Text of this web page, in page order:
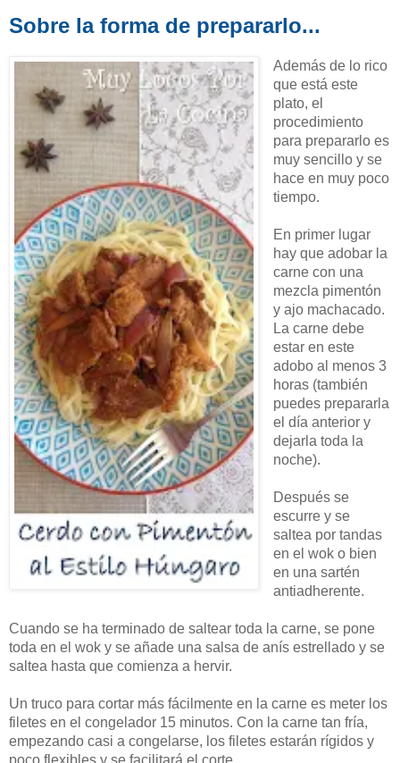
Sobre la forma de prepararlo...
Además de lo rico
que está este
plato, el
procedimiento
para prepararlo es
muy sencillo y se
hace en muy poco
tiempo.
En primer lugar
hay que adobar la
carne con una
mezcla pimentón
y ajo machacado.
La carne debe
estar en este
adobo al menos 3
horas (también
puedes prepararla
el día anterior y
dejarla toda la
noche).
Después se
escurre y se
saltea por tandas
en el wok o bien
en una sartén
antiadherente.
Cuando se ha terminado de saltear toda la carne, se pone
toda en el wok y se añade una salsa de anís estrellado y se
saltea hasta que comienza a hervir.
Un truco para cortar más fácilmente en la carne es meter los
filetes en el congelador 15 minutos. Con la carne tan fría,
empezando casi a congelarse, los filetes estarán rígidos y